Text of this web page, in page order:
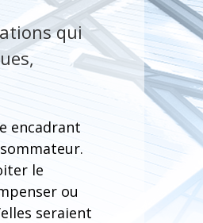
qui
encadrant
le
ou
seraient